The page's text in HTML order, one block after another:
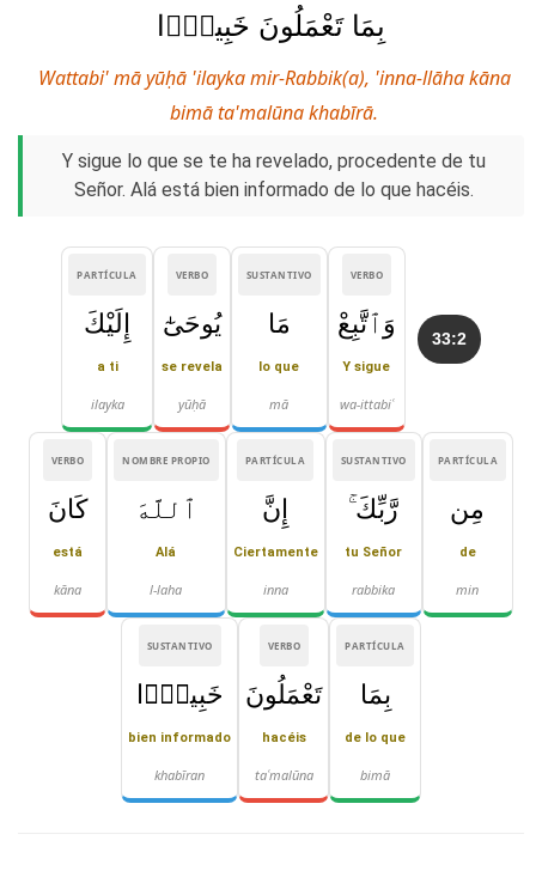
بِمَا تَعْمَلُونَ خَبِيرًۭا
Wattabi' mā yūḥā 'ilayka mir-Rabbik(a), 'inna-llāha kāna
bimā ta'malūna khabīrā.
Y sigue lo que se te ha revelado, procedente de tu
Señor. Alá está bien informado de lo que hacéis.
33:2
VERBO
وَٱتَّبِعْ
Y sigue
wa-ittabiʿ
SUSTANTIVO
مَا
lo que
mā
VERBO
يُوحَىٰٓ
se revela
yūḥā
PARTÍCULA
إِلَيْكَ
a ti
ilayka
PARTÍCULA
مِن
de
min
SUSTANTIVO
رَّبِّكَ ۚ
tu Señor
rabbika
PARTÍCULA
إِنَّ
Ciertamente
inna
NOMBRE PROPIO
ٱللَّهَ
Alá
l-laha
VERBO
كَانَ
está
kāna
PARTÍCULA
بِمَا
de lo que
bimā
VERBO
تَعْمَلُونَ
hacéis
taʿmalūna
SUSTANTIVO
خَبِيرًۭا
bien informado
khabīran